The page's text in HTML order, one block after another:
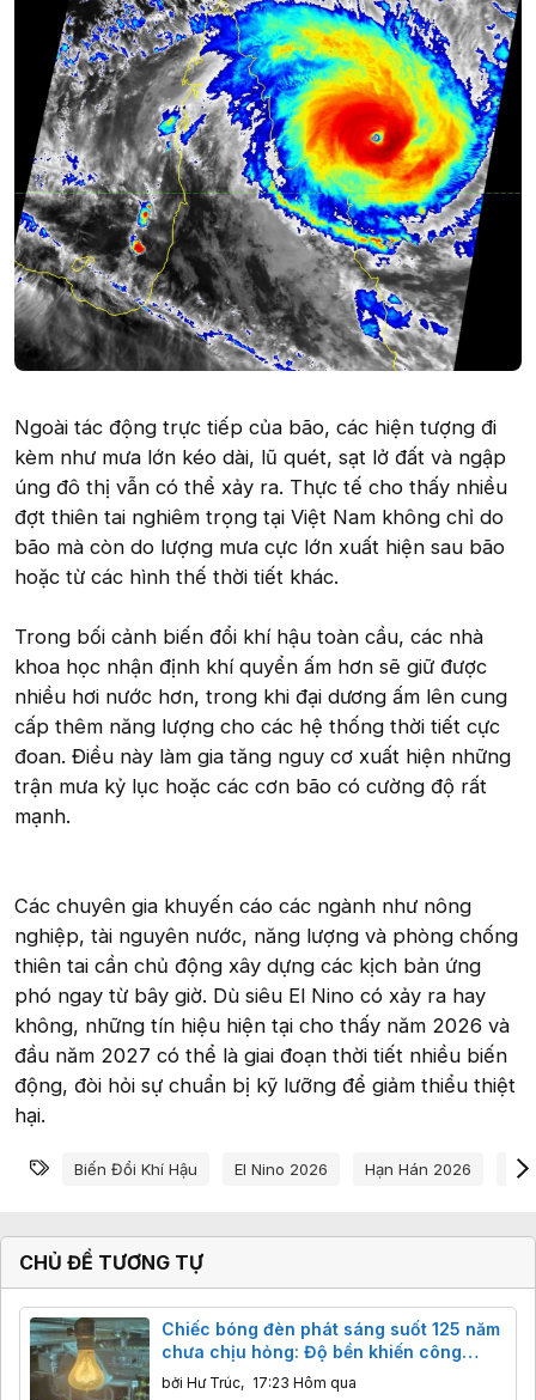
Ngoài tác động trực tiếp của bão, các hiện tượng đi
kèm như mưa lớn kéo dài, lũ quét, sạt lở đất và ngập
úng đô thị vẫn có thể xảy ra. Thực tế cho thấy nhiều
đợt thiên tai nghiêm trọng tại Việt Nam không chỉ do
bão mà còn do lượng mưa cực lớn xuất hiện sau bão
hoặc từ các hình thế thời tiết khác.
Trong bối cảnh biến đổi khí hậu toàn cầu, các nhà
khoa học nhận định khí quyển ấm hơn sẽ giữ được
nhiều hơi nước hơn, trong khi đại dương ấm lên cung
cấp thêm năng lượng cho các hệ thống thời tiết cực
đoan. Điều này làm gia tăng nguy cơ xuất hiện những
trận mưa kỷ lục hoặc các cơn bão có cường độ rất
mạnh.
Các chuyên gia khuyến cáo các ngành như nông
nghiệp, tài nguyên nước, năng lượng và phòng chống
thiên tai cần chủ động xây dựng các kịch bản ứng
phó ngay từ bây giờ. Dù siêu El Nino có xảy ra hay
không, những tín hiệu hiện tại cho thấy năm 2026 và
đầu năm 2027 có thể là giai đoạn thời tiết nhiều biến
động, đòi hỏi sự chuẩn bị kỹ lưỡng để giảm thiểu thiệt
hại.
Từ khóa
Biến Đổi Khí Hậu El Nino 2026 Hạn Hán 2026
CHỦ ĐỀ TƯƠNG TỰ
Chiếc bóng đèn phát sáng suốt 125 năm
chưa chịu hỏng: Độ bền khiến công
nghệ hiện đại cũng phải ngả nón
bởi Hư Trúc, 17:23 Hôm qua